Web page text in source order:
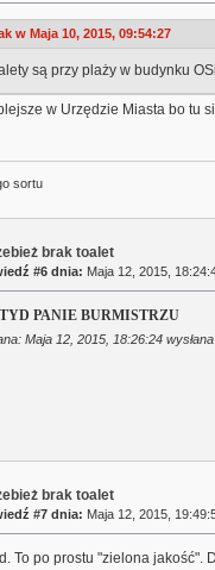
w Maja 10, 2015, 09:54:27
są przy plaży w budynku
w Urzędzie Miasta bo tu
sortu
brak toalet
#6 dnia: Maja 12, 2015,
PANIE BURMISTRZU
Maja 12, 2015, 18:26:24
brak toalet
#7 dnia: Maja 12, 2015,
To po prostu "zielona jakość".